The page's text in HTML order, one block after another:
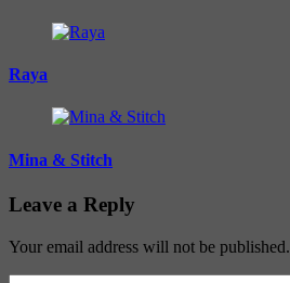
Raya
Mina & Stitch
Leave a Reply
Your email address will not be published.